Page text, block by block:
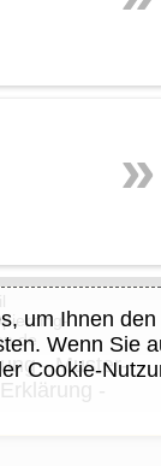
»
-Muster-
-
um Ihnen den
Wenn Sie
Cookie-